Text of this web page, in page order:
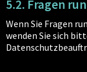
5.2. Fragen
Wenn Sie Fragen
wenden Sie sich